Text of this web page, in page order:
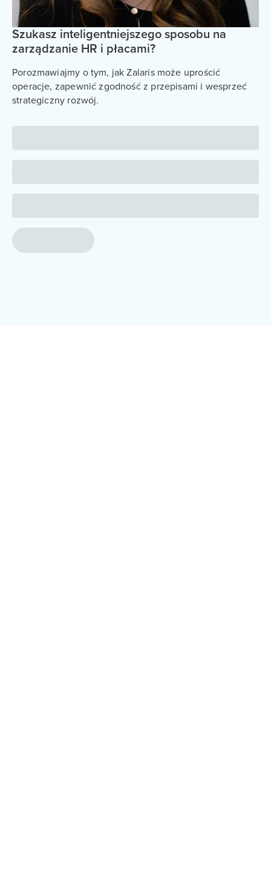
Szukasz inteligentniejszego sposobu na
zarządzanie HR i płacami?
Porozmawiajmy o tym, jak Zalaris może uprościć
operacje, zapewnić zgodność z przepisami i wesprzeć
strategiczny rozwój.